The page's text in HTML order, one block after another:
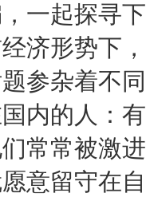
一起探寻
形势下，
参杂着不
内的人：
常常被激
意留守在